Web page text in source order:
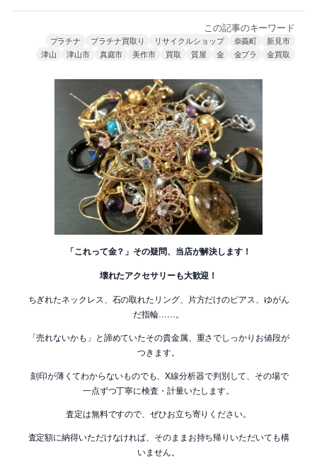
この記事のキーワード
プラチナ プラチナ買取り リサイクルショップ 奈義町
新見市
津山
津山市 真庭市 美作市 買取 質屋 金 金プラ 金買取
「これって金？」その疑問、当店が解決します！
壊れたアクセサリーも大歓迎！
ちぎれたネックレス、石の取れたリング、片方だけのピアス、ゆがん
だ指輪……。
「売れないかも」と諦めていたその貴金属、重さでしっかりお値段が
つきます。
刻印が薄くてわからないものでも、X線分析器で判別して、その場で
一点ずつ丁寧に検査・計量いたします。
査定は無料ですので、ぜひお立ち寄りください。
査定額に納得いただけなければ、そのままお持ち帰りいただいても構
いません。